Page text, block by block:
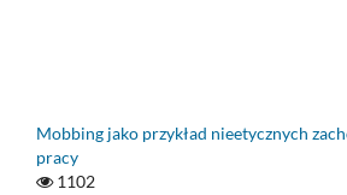
Mobbing jako przykład nieetycznych
pracy
1102